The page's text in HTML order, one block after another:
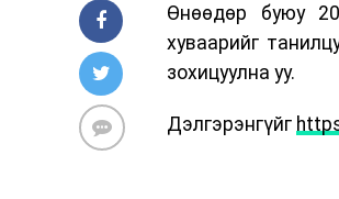
Өнөөдөр буюу
хуваарийг
зохицуулна уу.
Дэлгэрэнгүйг